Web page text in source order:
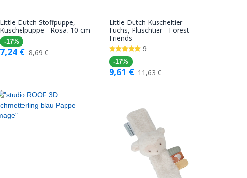
In den
Little Dutch Stoffpuppe,
Kuschelpuppe - Rosa, 10 cm
-17%
7,24 € 8,69€
In den
Little Dutch Kuscheltier
Fuchs, Plüschtier - Forest
Friends
9
-17%
9,61 € 11,63€